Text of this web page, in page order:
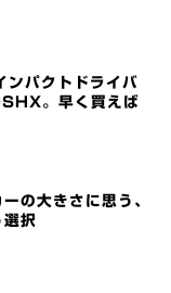
パクトドライバ
。早く買えば
の大きさに思う、
選択